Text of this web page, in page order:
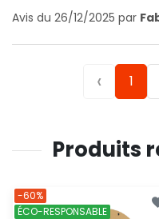
Avis du 26/12/2025 par
‹ 1
Produits
-60%
ÉCO-RESPONSABLE